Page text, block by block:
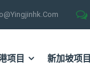
项目 新加坡项目